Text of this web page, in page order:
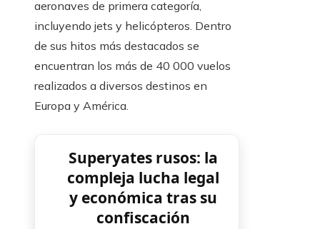
aeronaves de primera categoría,
incluyendo jets y helicópteros. Dentro
de sus hitos más destacados se
encuentran los más de 40 000 vuelos
realizados a diversos destinos en
Europa y América.
Superyates rusos: la
compleja lucha legal
y económica tras su
confiscación